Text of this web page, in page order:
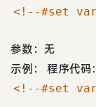
<!--#set
参数：无
示例： 程序代码:
<!--#set